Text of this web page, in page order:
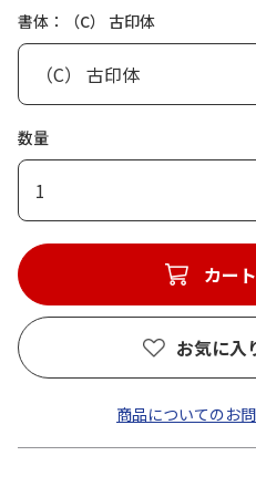
書体：（C） 古印体
数量
1
カー
お気に入
商品についてのお